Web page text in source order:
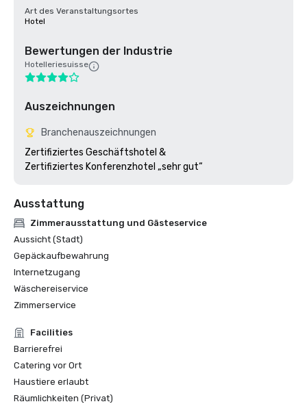
Art des Veranstaltungsortes
Hotel
Bewertungen der Industrie
Hotelleriesuisse
Auszeichnungen
Branchenauszeichnungen
Zertifiziertes Geschäftshotel &
Zertifiziertes Konferenzhotel „sehr gut“
Ausstattung
Zimmerausstattung und Gästeservice
Aussicht (Stadt)
Gepäckaufbewahrung
Internetzugang
Wäschereiservice
Zimmerservice
Facilities
Barrierefrei
Catering vor Ort
Haustiere erlaubt
Räumlichkeiten (Privat)